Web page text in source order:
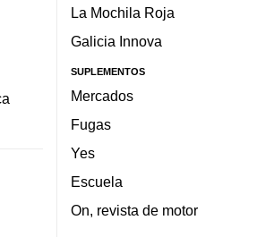
La Mochila Roja
Galicia Innova
SUPLEMENTOS
Mercados
Fugas
Yes
Escuela
On, revista de motor